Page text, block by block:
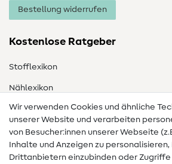
Bestellung widerrufen
Kostenlose Ratgeber
Stofflexikon
Nählexikon
Nähanleitungen
Hilfe & Kontakt
Kontakt
Wir verwenden Cookies und ähnliche
unserer Website und verarbeiten
von Besucher:innen unserer Webseite
Inhalte und Anzeigen zu
Drittanbietern einzubinden oder